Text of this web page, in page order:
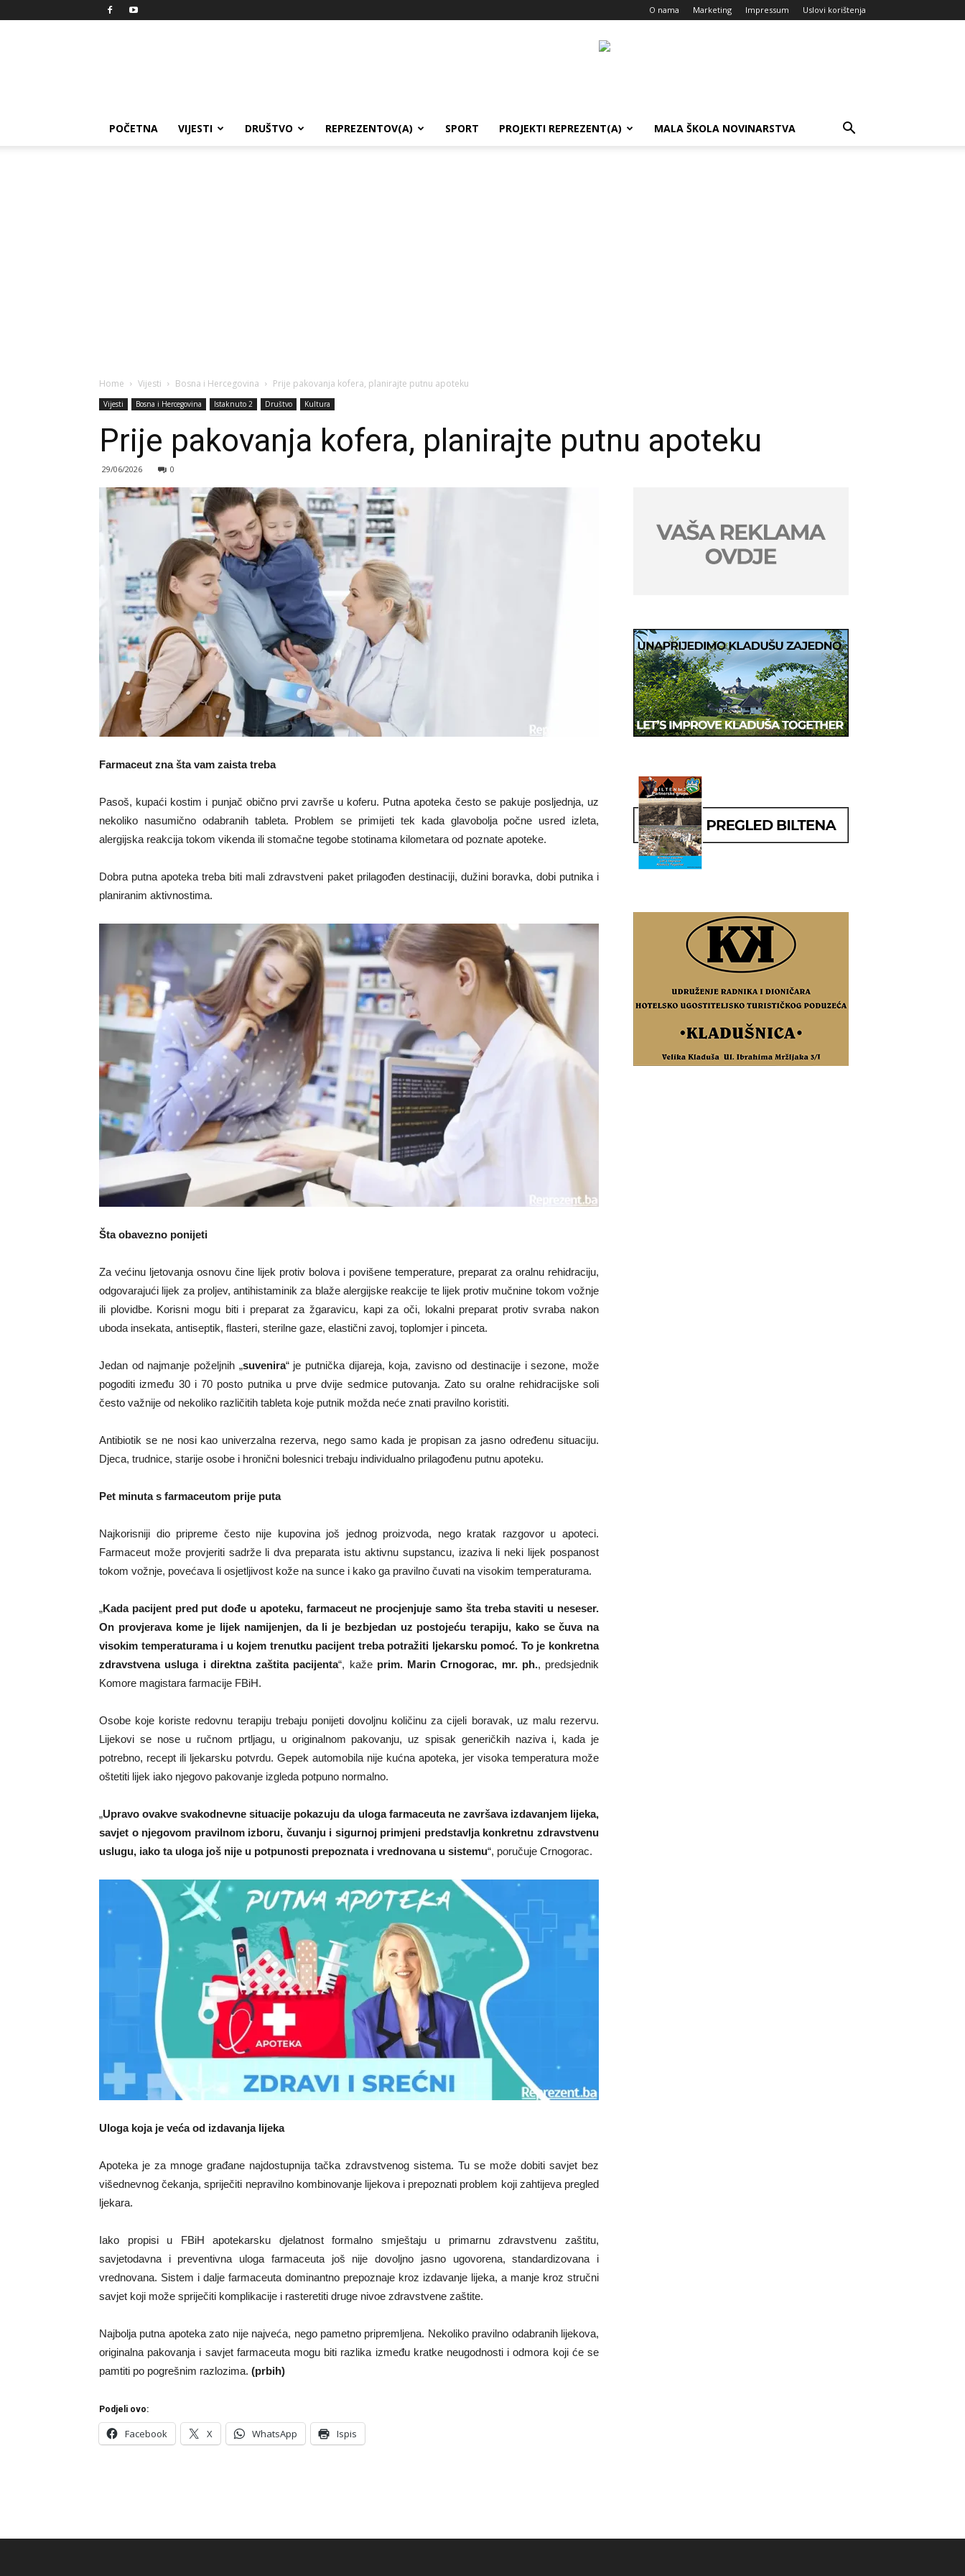
O nama Marketing Impressum Uslovi korištenja
POČETNA VIJESTI DRUŠTVO REPREZENTOV(A) SPORT PROJEKTI REPREZENT(A) MALA ŠKOLA NOVINARSTVA
Home Vijesti Bosna i Hercegovina Prije pakovanja kofera, planirajte putnu apoteku
Vijesti Bosna i Hercegovina Istaknuto 2 Društvo Kultura
Prije pakovanja kofera, planirajte putnu apoteku
29/06/2026 0
Farmaceut zna šta vam zaista treba
Pasoš, kupaći kostim i punjač obično prvi završe u koferu. Putna apoteka često se pakuje posljednja, uz
nekoliko nasumično odabranih tableta. Problem se primijeti tek kada glavobolja počne usred izleta,
alergijska reakcija tokom vikenda ili stomačne tegobe stotinama kilometara od poznate apoteke.
Dobra putna apoteka treba biti mali zdravstveni paket prilagođen destinaciji, dužini boravka, dobi putnika i
planiranim aktivnostima.
Šta obavezno ponijeti
Za većinu ljetovanja osnovu čine lijek protiv bolova i povišene temperature, preparat za oralnu rehidraciju,
odgovarajući lijek za proljev, antihistaminik za blaže alergijske reakcije te lijek protiv mučnine tokom vožnje
ili plovidbe. Korisni mogu biti i preparat za žgaravicu, kapi za oči, lokalni preparat protiv svraba nakon
uboda insekata, antiseptik, flasteri, sterilne gaze, elastični zavoj, toplomjer i pinceta.
Jedan od najmanje poželjnih „suvenira“ je putnička dijareja, koja, zavisno od destinacije i sezone, može
pogoditi između 30 i 70 posto putnika u prve dvije sedmice putovanja. Zato su oralne rehidracijske soli
često važnije od nekoliko različitih tableta koje putnik možda neće znati pravilno koristiti.
Antibiotik se ne nosi kao univerzalna rezerva, nego samo kada je propisan za jasno određenu situaciju.
Djeca, trudnice, starije osobe i hronični bolesnici trebaju individualno prilagođenu putnu apoteku.
Pet minuta s farmaceutom prije puta
Najkorisniji dio pripreme često nije kupovina još jednog proizvoda, nego kratak razgovor u apoteci.
Farmaceut može provjeriti sadrže li dva preparata istu aktivnu supstancu, izaziva li neki lijek pospanost
tokom vožnje, povećava li osjetljivost kože na sunce i kako ga pravilno čuvati na visokim temperaturama.
„Kada pacijent pred put dođe u apoteku, farmaceut ne procjenjuje samo šta treba staviti u neseser.
On provjerava kome je lijek namijenjen, da li je bezbjedan uz postojeću terapiju, kako se čuva na
visokim temperaturama i u kojem trenutku pacijent treba potražiti ljekarsku pomoć. To je konkretna
zdravstvena usluga i direktna zaštita pacijenta“, kaže prim. Marin Crnogorac, mr. ph., predsjednik
Komore magistara farmacije FBiH.
Osobe koje koriste redovnu terapiju trebaju ponijeti dovoljnu količinu za cijeli boravak, uz malu rezervu.
Lijekovi se nose u ručnom prtljagu, u originalnom pakovanju, uz spisak generičkih naziva i, kada je
potrebno, recept ili ljekarsku potvrdu. Gepek automobila nije kućna apoteka, jer visoka temperatura može
oštetiti lijek iako njegovo pakovanje izgleda potpuno normalno.
„Upravo ovakve svakodnevne situacije pokazuju da uloga farmaceuta ne završava izdavanjem lijeka,
savjet o njegovom pravilnom izboru, čuvanju i sigurnoj primjeni predstavlja konkretnu zdravstvenu
uslugu, iako ta uloga još nije u potpunosti prepoznata i vrednovana u sistemu“, poručuje Crnogorac.
Uloga koja je veća od izdavanja lijeka
Apoteka je za mnoge građane najdostupnija tačka zdravstvenog sistema. Tu se može dobiti savjet bez
višednevnog čekanja, spriječiti nepravilno kombinovanje lijekova i prepoznati problem koji zahtijeva pregled
ljekara.
Iako propisi u FBiH apotekarsku djelatnost formalno smještaju u primarnu zdravstvenu zaštitu,
savjetodavna i preventivna uloga farmaceuta još nije dovoljno jasno ugovorena, standardizovana i
vrednovana. Sistem i dalje farmaceuta dominantno prepoznaje kroz izdavanje lijeka, a manje kroz stručni
savjet koji može spriječiti komplikacije i rasteretiti druge nivoe zdravstvene zaštite.
Najbolja putna apoteka zato nije najveća, nego pametno pripremljena. Nekoliko pravilno odabranih lijekova,
originalna pakovanja i savjet farmaceuta mogu biti razlika između kratke neugodnosti i odmora koji će se
pamtiti po pogrešnim razlozima. (prbih)
Podjeli ovo:
Facebook X WhatsApp Ispis